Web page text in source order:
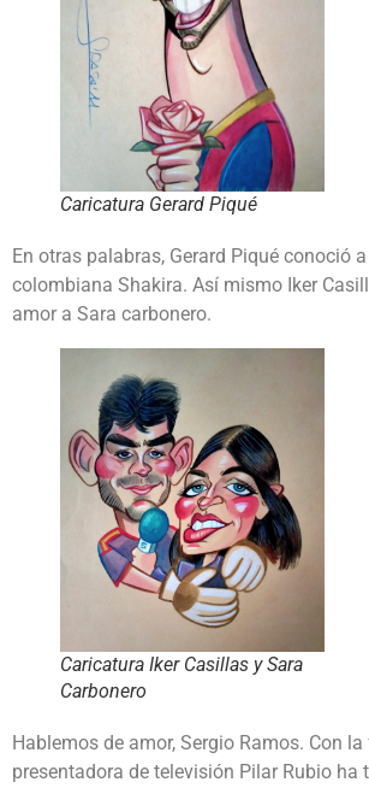
Caricatura Gerard Piqué
En otras palabras, Gerard Piqué conoció
colombiana Shakira. Así mismo Iker
amor a Sara carbonero.
Caricatura Iker Casillas y Sara
Carbonero
Hablemos de amor, Sergio Ramos. Con
presentadora de televisión Pilar Rubio ha